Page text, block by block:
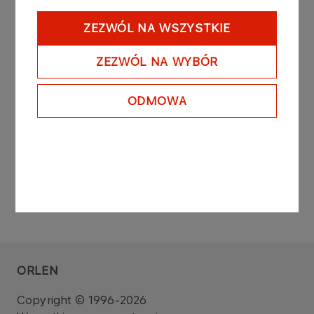
ZEZWÓL NA WSZYSTKIE
ZEZWÓL NA WYBÓR
ODMOWA
Raport sporządzono na podstawie: art. 160 ust. 4
ustawy z dnia 29 lipca 2005 roku o obrocie
instrumentami finansowymi (Dz. U. z 2010 r. Nr 211,
poz. 1384 z późniejszymi zmianami).
Zarząd PKN ORLEN S.A.
ORLEN
Copyright © 1996-2026